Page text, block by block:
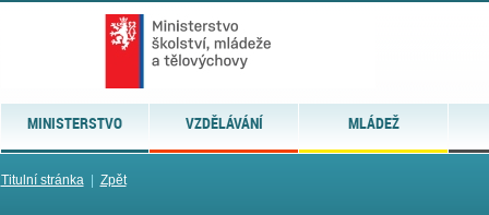
MINISTERSTVO VZDĚLÁVÁNÍ MLÁDEŽ
Titulní stránka| Zpět